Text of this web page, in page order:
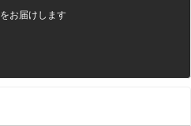
お届けします